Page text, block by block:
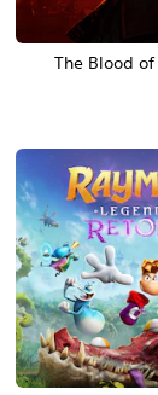
The Blood